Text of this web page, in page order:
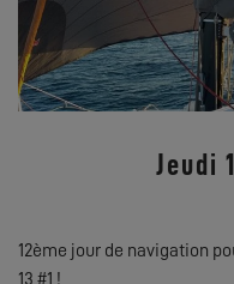
Jeudi
12ème jour de navigation
13 #1 !